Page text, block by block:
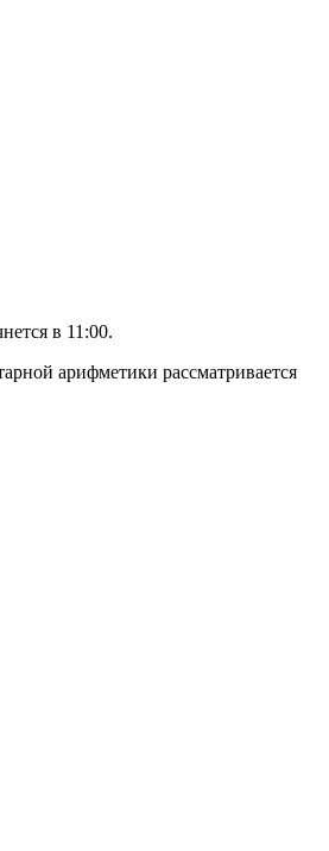
в 11:00.
арифметики рассматривается